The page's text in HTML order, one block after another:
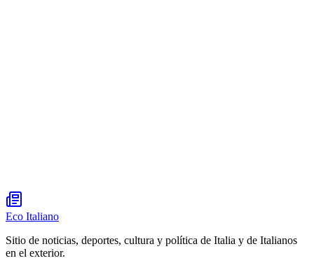
Eco Italiano
Sitio de noticias, deportes, cultura y política de Italia y de Italianos
en el exterior.